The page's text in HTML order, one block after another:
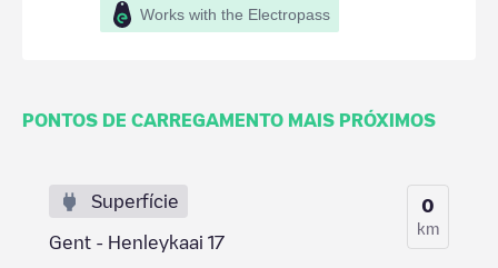
Works with the Electropass
PONTOS DE CARREGAMENTO MAIS PRÓXIMOS
Superfície
Gent - Henleykaai 17
0
km